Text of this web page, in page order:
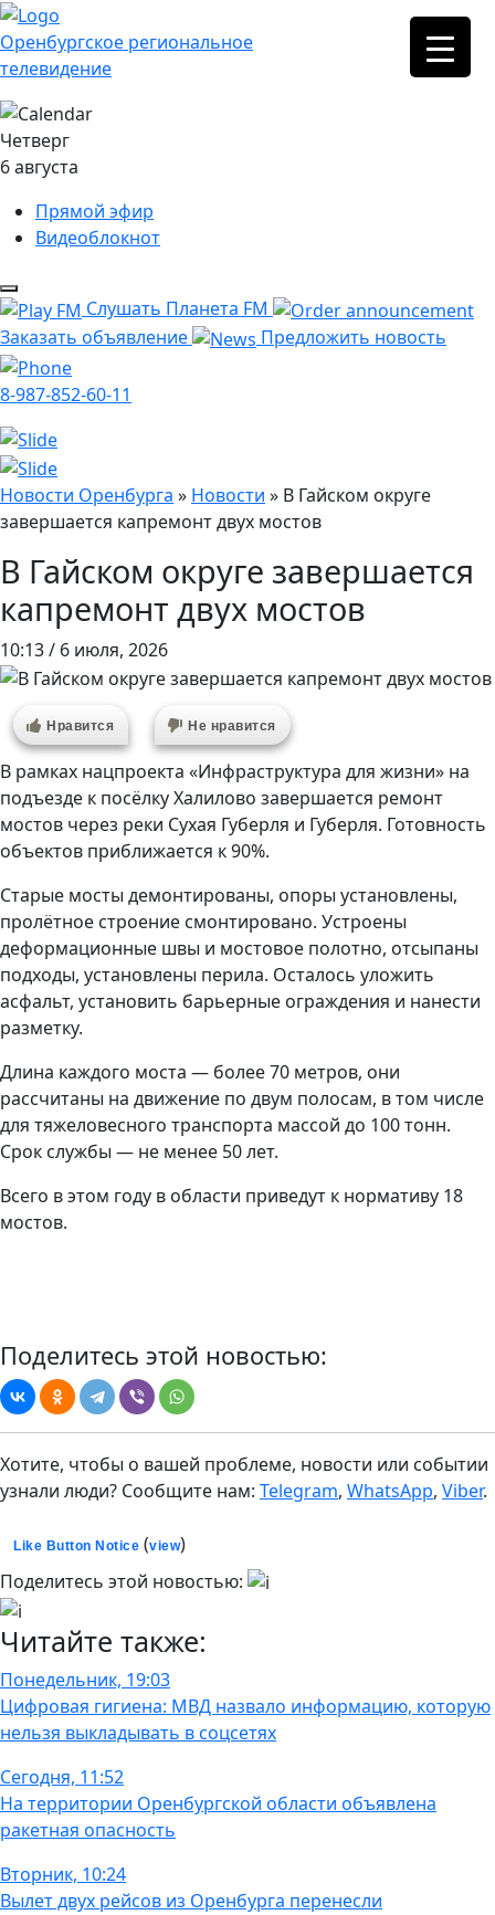
Оренбургское региональное
телевидение
Четверг
6 августа
Прямой эфир
Видеоблокнот
Слушать Планета FM
Заказать объявление
Предложить новость
8-987-852-60-11
Новости Оренбурга » Новости » В Гайском округе
завершается капремонт двух мостов
В Гайском округе завершается
капремонт двух мостов
10:13 / 6 июля, 2026
Нравится Не нравится
В рамках нацпроекта «Инфраструктура для жизни» на
подъезде к посёлку Халилово завершается ремонт
мостов через реки Сухая Губерля и Губерля. Готовность
объектов приближается к 90%.
Старые мосты демонтированы, опоры установлены,
пролётное строение смонтировано. Устроены
деформационные швы и мостовое полотно, отсыпаны
подходы, установлены перила. Осталось уложить
асфальт, установить барьерные ограждения и нанести
разметку.
Длина каждого моста — более 70 метров, они
рассчитаны на движение по двум полосам, в том числе
для тяжеловесного транспорта массой до 100 тонн.
Срок службы — не менее 50 лет.
Всего в этом году в области приведут к нормативу 18
мостов.
Поделитесь этой новостью:
Хотите, чтобы о вашей проблеме, новости или событии
узнали люди? Сообщите нам: Telegram, WhatsApp, Viber.
Like Button Notice (view)
Поделитесь этой новостью:
Читайте также:
Понедельник, 19:03
Цифровая гигиена: МВД назвало информацию, которую
нельзя выкладывать в соцсетях
Сегодня, 11:52
На территории Оренбургской области объявлена
ракетная опасность
Вторник, 10:24
Вылет двух рейсов из Оренбурга перенесли